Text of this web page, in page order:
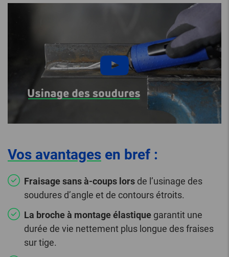
Vos avantages en bref :
Fraisage sans à-coups lors de l’usinage des
soudures d’angle et de contours étroits.
La broche à montage élastique garantit une
durée de vie nettement plus longue des fraises
sur tige.